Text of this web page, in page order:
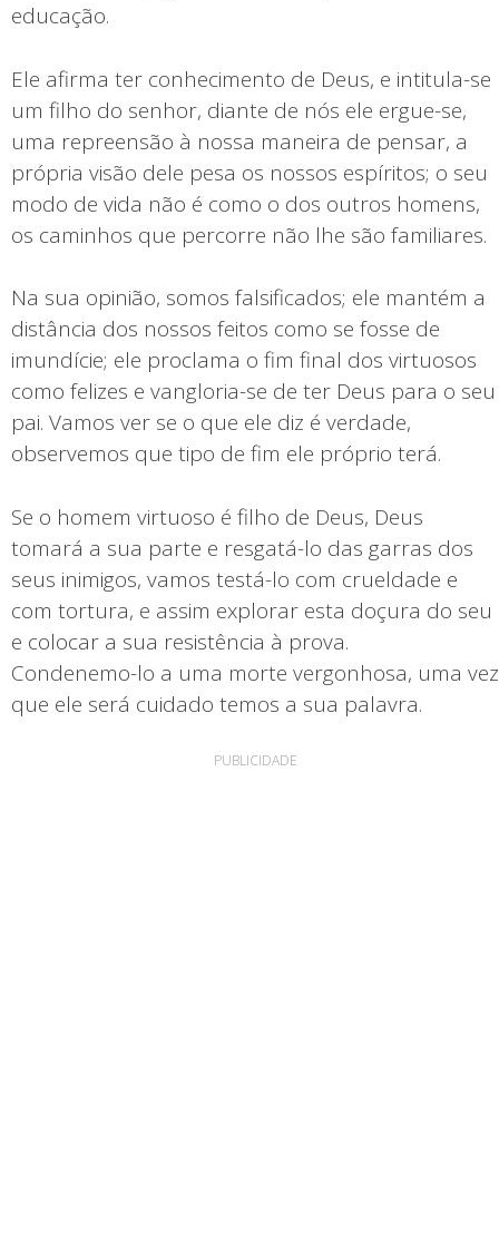
educação.
Ele afirma ter conhecimento de Deus, e intitula-se
um filho do senhor, diante de nós ele ergue-se,
uma repreensão à nossa maneira de pensar, a
própria visão dele pesa os nossos espíritos; o seu
modo de vida não é como o dos outros homens,
os caminhos que percorre não lhe são familiares.
Na sua opinião, somos falsificados; ele mantém a
distância dos nossos feitos como se fosse de
imundície; ele proclama o fim final dos virtuosos
como felizes e vangloria-se de ter Deus para o seu
pai. Vamos ver se o que ele diz é verdade,
observemos que tipo de fim ele próprio terá.
Se o homem virtuoso é filho de Deus, Deus
tomará a sua parte e resgatá-lo das garras dos
seus inimigos, vamos testá-lo com crueldade e
com tortura, e assim explorar esta doçura do seu
e colocar a sua resistência à prova.
Condenemo-lo a uma morte vergonhosa, uma vez
que ele será cuidado temos a sua palavra.
PUBLICIDADE